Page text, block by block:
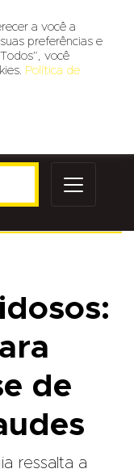
de
ressalta a
a você a
preferências e
você
Política de